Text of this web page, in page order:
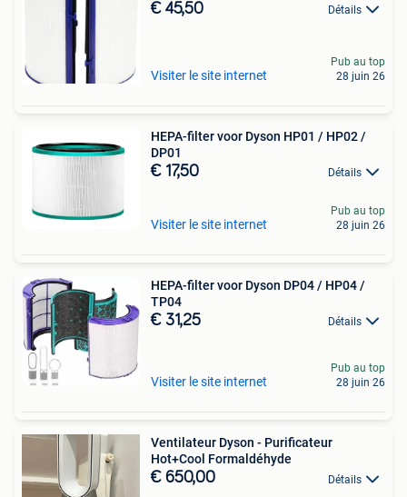
€ 45,50 Détails
Visiter le site internet
Pub au top
28 juin 26
HEPA-filter voor Dyson HP01 / HP02 /
DP01
€ 17,50 Détails
Visiter le site internet
Pub au top
28 juin 26
HEPA-filter voor Dyson DP04 / HP04 /
TP04
€ 31,25 Détails
Visiter le site internet
Pub au top
28 juin 26
Ventilateur Dyson - Purificateur
Hot+Cool Formaldéhyde
€ 650,00 Détails